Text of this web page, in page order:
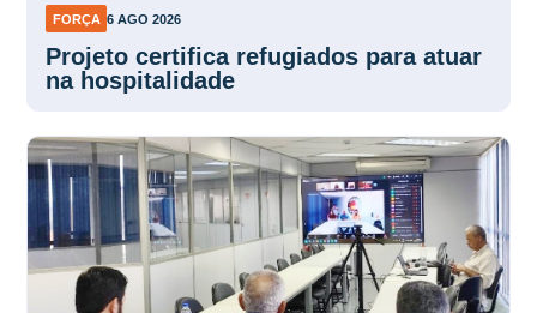
FORÇA 6 AGO 2026
Projeto certifica refugiados para atuar
na hospitalidade